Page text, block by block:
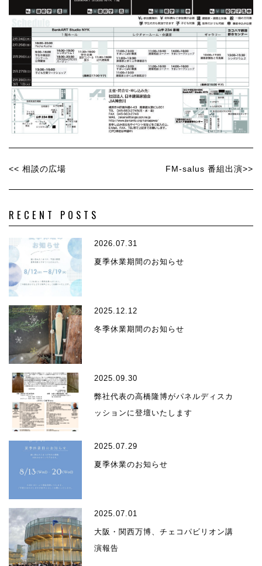
<< 相談の広場 FM-salus 番組出演>>
RECENT POSTS
2026.07.31
夏季休業期間のお知らせ
2025.12.12
冬季休業期間のお知らせ
2025.09.30
弊社代表の高橋隆博がパネルディスカ
ッションに登壇いたします
2025.07.29
夏季休業のお知らせ
2025.07.01
大阪・関西万博、チェコパビリオン講
演報告